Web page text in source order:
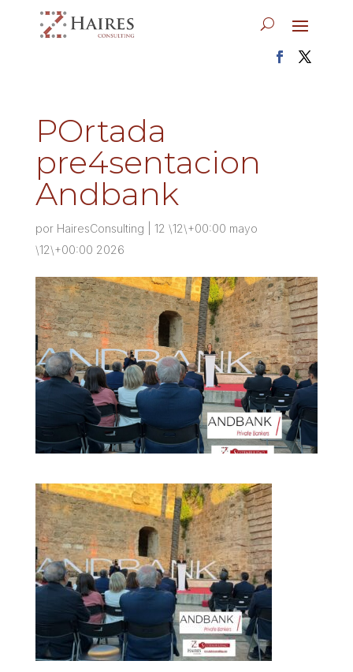
POrtada
pre4sentacion
Andbank
por HairesConsulting
12 \12\+00:00 mayo
\12\+00:00 2026